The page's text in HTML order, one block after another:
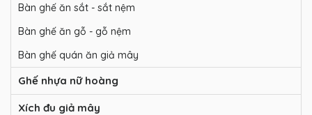
Bàn ghế ăn sắt - sắt nệm
Bàn ghế ăn gỗ - gỗ nệm
Bàn ghế quán ăn giả mây
Ghế nhựa nữ hoàng
Xích đu giả mây